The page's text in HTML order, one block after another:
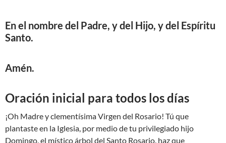
En el nombre del Padre, y del Hijo, y del Espíritu
Santo.
Amén.
Oración inicial para todos los días
¡Oh Madre y clementísima Virgen del Rosario! Tú que
plantaste en la Iglesia, por medio de tu privilegiado hijo
Domingo, el místico árbol del Santo Rosario, haz que